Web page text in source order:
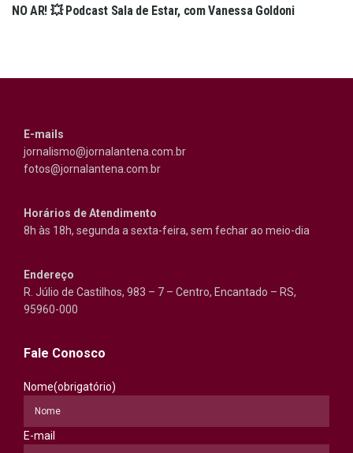
NO AR! 💥 Podcast Sala de Estar, com Vanessa Goldoni
E-mails
jornalismo@jornalantena.com.br
fotos@jornalantena.com.br
Horários de Atendimento
8h às 18h, segunda a sexta-feira, sem fechar ao meio-dia
Endereço
R. Júlio de Castilhos, 983 – 7 – Centro, Encantado – RS,
95960-000
Fale Conosco
Nome(obrigatório)
E-mail